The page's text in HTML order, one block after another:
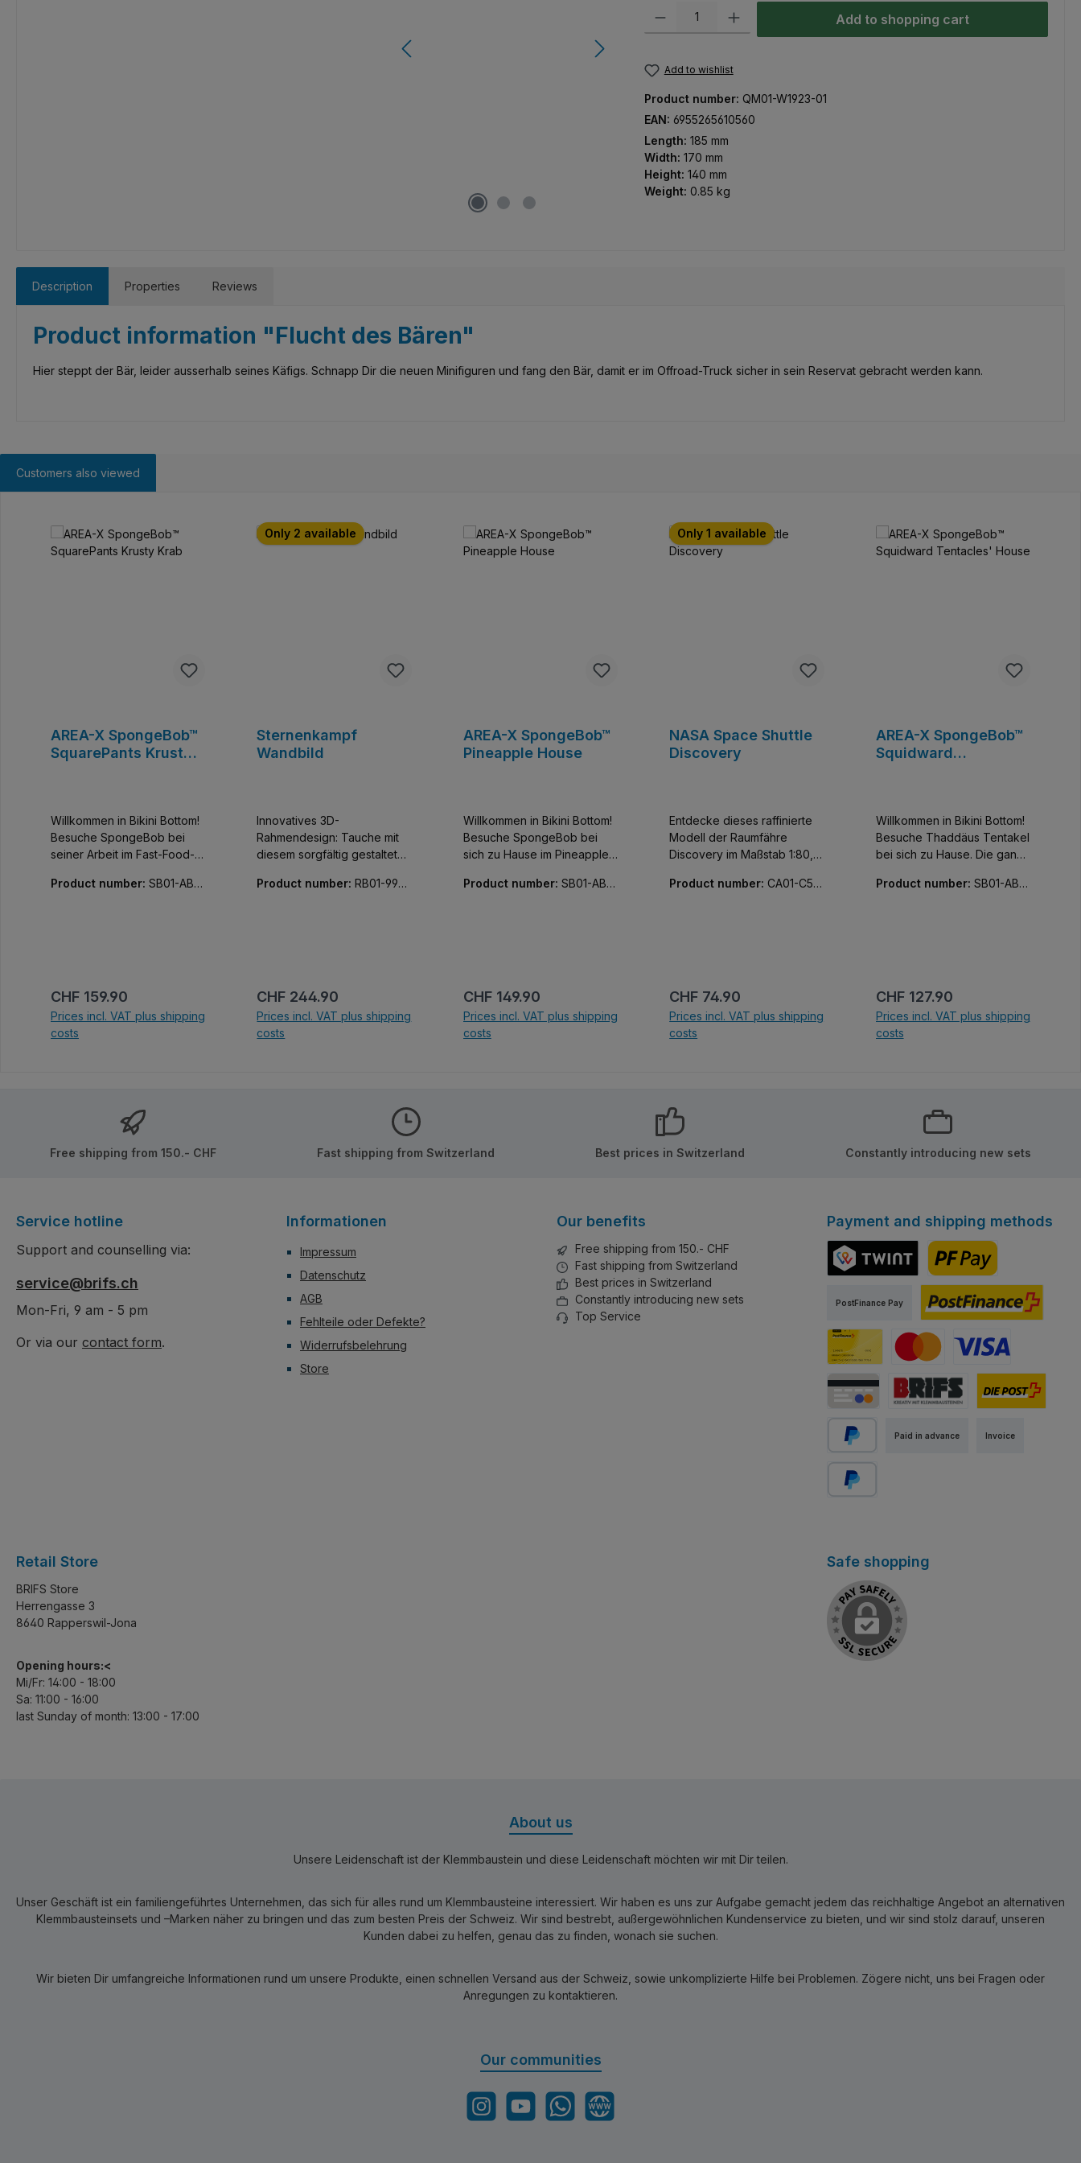
Product Quantity: Enter the desired amount or use the buttons to increase or
Add to shopping cart
Add to wishlist
Product number: QM01-W1923-01
EAN: 6955265610560
Length: 185 mm
Width: 170 mm
Height: 140 mm
Weight: 0.85 kg
Description Properties Reviews
Product information "Flucht des Bären"
Hier steppt der Bär, leider ausserhalb seines Käfigs. Schnapp Dir die neuen Minifiguren und fang den Bär, damit er im Offroad-Truck sicher in sein Reservat gebracht werden kann.
Customers also viewed
AREA-X SpongeBob™
SquarePants Krusty
Willkommen in Bikini Bottom!
Besuche SpongeBob bei
seiner Arbeit im Fast-Food-
der Name schon vermuten
es noch Thaddäus und
Patrick Star. Sheldon J.
Plankton, sowie noch zwei
Kunden, die sicherlich auch
und einige Aufkleber
Product number: SB01-AB0
Regular price:
CHF 159.90
Prices incl. VAT plus shipping
costs
Only 2 available
Sternenkampf
Wandbild
Innovatives 3D-
Rahmendesign: Tauche mit
diesem sorgfältig gestalteten
dynamisches visuelles
nächsten auf und verleiht
Ihrer Einrichtung Tiefe und
ein spürbares Gefühl von
Action. Modulare
ein Wunderwerk modularen
abnehmbar und kann als
auch immer es platziert wird.
Product number:RB01-990
Regular price:
CHF 244.90
Prices incl. VAT plus shipping
costs
AREA-X SpongeBob™
Pineapple House
Willkommen in Bikini Bottom!
Besuche SpongeBob bei
sich zu Hause im Pineapple
Freunde sind auch dabei.
Product number: SB01-AB0
Regular price:
CHF 149.90
Prices incl. VAT plus shipping
costs
Only 1 available
NASA Space Shuttle
Discovery
Entdecke dieses raffinierte
Modell der Raumfähre
Discovery im Maßstab 1:80,
Eigenschaften: Einziehbares
beweglichen Elementen,
gedruckte Details (43 Teile)
– keine Aufkleber.
Product number:CA01-C56
Regular price:
CHF 74.90
Prices incl. VAT plus shipping
costs
AREA-X SpongeBob™
Squidward
Willkommen in Bikini Bottom!
Besuche Thaddäus Tentakel
bei sich zu Hause. Die ganze
Minifiguren).
Product number: SB01-AB0
Regular price:
CHF 127.90
Prices incl. VAT plus shipping
costs
Free shipping from 150.- CHF Fast shipping from Switzerland Best prices in Switzerland Constantly introducing new sets
Service hotline
Support and counselling via:
service@brifs.ch
Mon-Fri, 9 am - 5 pm
Or via our contact form.
Informationen
Impressum
Datenschutz
AGB
Fehlteile oder Defekte?
Widerrufsbelehrung
Store
Our benefits
Free shipping from 150.- CHF
Fast shipping from Switzerland
Best prices in Switzerland
Constantly introducing new sets
Top Service
Payment and shipping methods
PostFinance Pay
PostFinance Pay
Paid in advance Invoice
Safe shopping
Retail Store
BRIFS Store
Herrengasse 3
8640 Rapperswil-Jona
Opening hours:<
Mi/Fr: 14:00 - 18:00
Sa: 11:00 - 16:00
last Sunday of month: 13:00 - 17:00
About us
Unsere Leidenschaft ist der Klemmbaustein und diese Leidenschaft möchten wir mit Dir teilen.
Unser Geschäft ist ein familiengeführtes Unternehmen, das sich für alles rund um Klemmbausteine interessiert. Wir haben es uns zur Aufgabe gemacht jedem das reichhaltige Angebot an alternativen
Klemmbausteinsets und –Marken näher zu bringen und das zum besten Preis der Schweiz. Wir sind bestrebt, außergewöhnlichen Kundenservice zu bieten, und wir sind stolz darauf, unseren
Kunden dabei zu helfen, genau das zu finden, wonach sie suchen.
Wir bieten Dir umfangreiche Informationen rund um unsere Produkte, einen schnellen Versand aus der Schweiz, sowie unkomplizierte Hilfe bei Problemen. Zögere nicht, uns bei Fragen oder
Anregungen zu kontaktieren.
Our communities
InstagramYouTube WhatsAppWebsite